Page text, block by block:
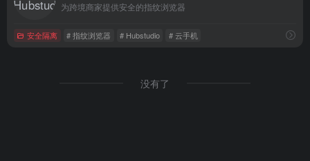
为跨境商家提供安全的指纹浏览器
安全隔离 # 指纹浏览器 # Hubstudio # 云手机
没有了